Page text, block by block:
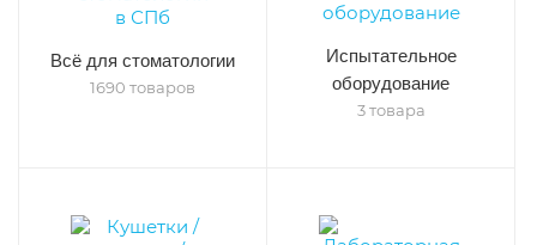
Всё для стоматологии
1690 товаров
Испытательное
оборудование
3 товара